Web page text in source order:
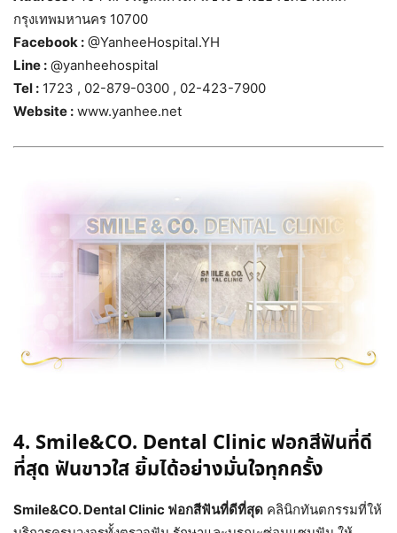
กรุงเทพมหานคร 10700
Facebook : @YanheeHospital.YH
Line : @yanheehospital
Tel : 1723 , 02-879-0300 , 02-423-7900
Website : www.yanhee.net
4. Smile&CO. Dental Clinic ฟอกสีฟันที่ดี
ที่สุด ฟันขาวใส ยิ้มได้อย่างมั่นใจทุกครั้ง
Smile&CO. Dental Clinic ฟอกสีฟันที่ดีที่สุด คลินิกทันตกรรมที่ให้